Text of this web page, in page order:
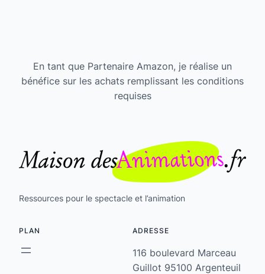
En tant que Partenaire Amazon, je réalise un
bénéfice sur les achats remplissant les conditions
requises
Ressources pour le spectacle et l’animation
PLAN ADRESSE
116 boulevard Marceau
Guillot 95100 Argenteuil